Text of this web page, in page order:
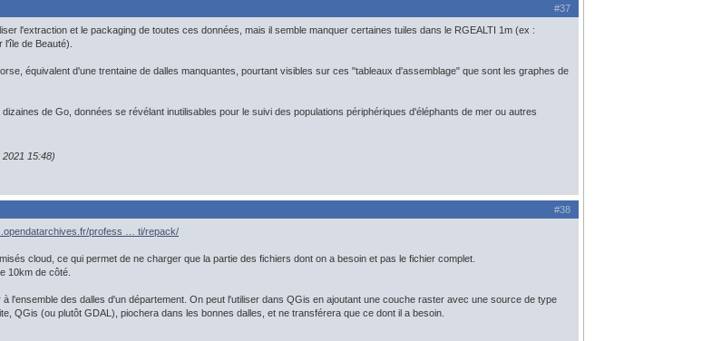
#37
l'extraction et le packaging de toutes ces données, mais il semble manquer certaines tuiles dans le RGEALTI 1m (ex :
l'île de Beauté).
équivalent d'une trentaine de dalles manquantes, pourtant visibles sur ces "tableaux d'assemblage" que sont les graphes de
de Go, données se révélant inutilisables pour le suivi des populations périphériques d'éléphants de mer ou autres
15:48)
#38
profess … ti/repack/
cloud, ce qui permet de ne charger que la partie des fichiers dont on a besoin et pas le fichier complet.
10km de côté.
l'ensemble des dalles d'un département. On peut l'utiliser dans QGis en ajoutant une couche raster avec une source de type
QGis (ou plutôt GDAL), piochera dans les bonnes dalles, et ne transférera que ce dont il a besoin.